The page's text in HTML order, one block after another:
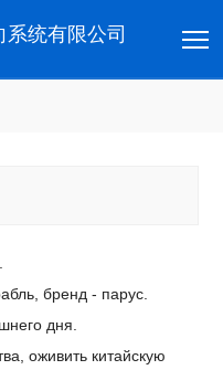
统有限公司
бренд - парус.
дня.
оживить китайскую